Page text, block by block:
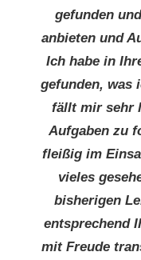
gefunden
anbieten und
Ich habe in
gefunden, was
fällt mir sehr
Aufgaben zu
fleißig im
vieles
bisherigen
entsprechend
mit Freude